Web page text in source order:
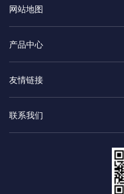
网站地图
产品中心
友情链接
联系我们